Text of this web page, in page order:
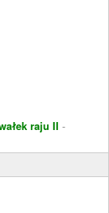
raju II -